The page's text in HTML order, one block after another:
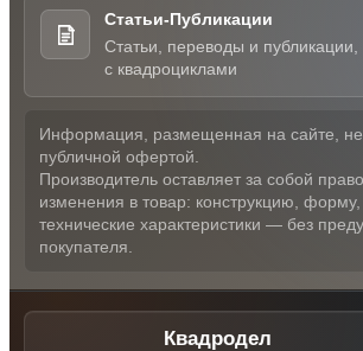
Статьи-Публикации
Статьи, переводы и публикации,
с квадроциклами
Информация, размещенная на сайте, не
публичной офертой.
Производитель оставляет за собой
изменения в товар: конструкцию, форму,
технические характеристики — без
покупателя.
Квадродел